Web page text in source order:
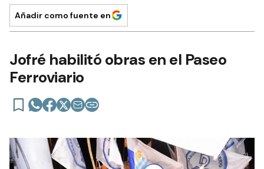
Añadir como fuente en
Jofré habilitó obras en el Paseo
Ferroviario